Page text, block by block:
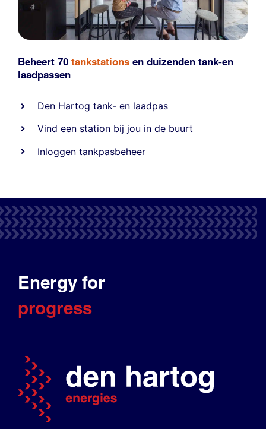
Beheert 70 tankstations en duizenden tank-en
laadpassen
Den Hartog tank- en laadpas
Vind een station bij jou in de buurt
Inloggen tankpasbeheer
Energy for
progress